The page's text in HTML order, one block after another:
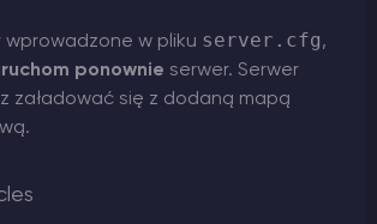
wprowadzone w pliku server.cfg,
ponownie serwer. Serwer
załadować się z dodaną mapą